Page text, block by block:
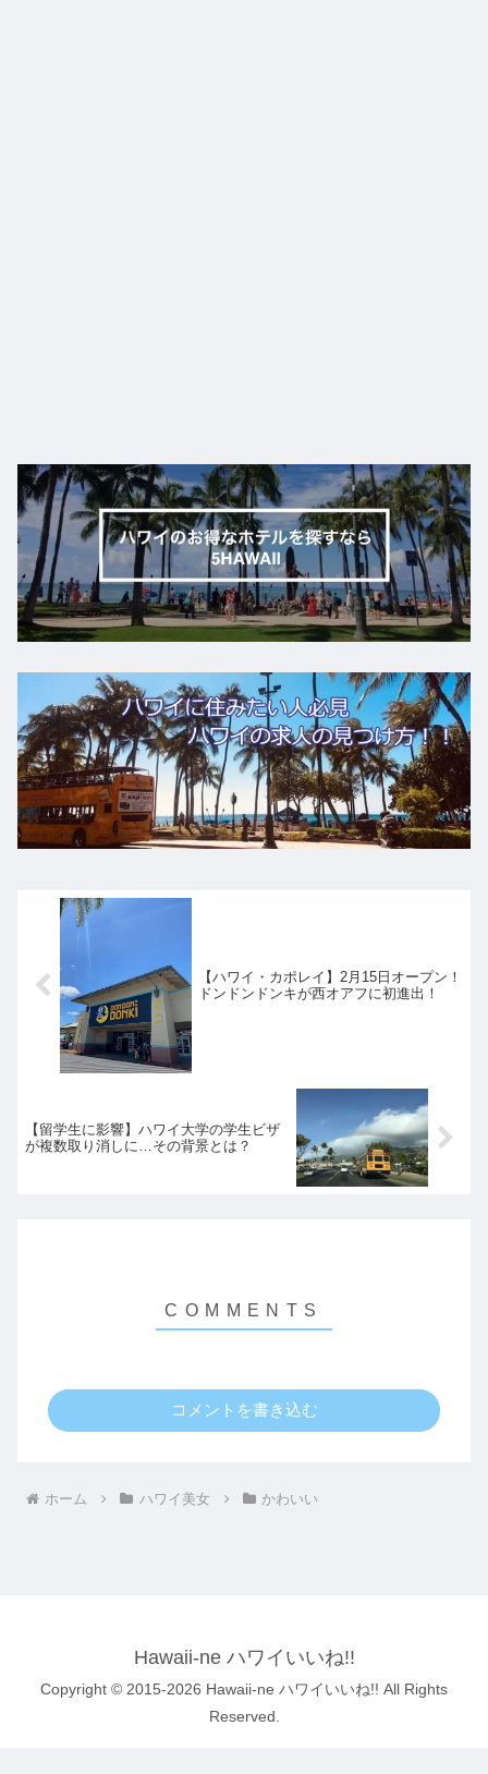
【ハワイ・カポレイ】2月15日オープン！
ドンドンドンキが西オアフに初進出！
【留学生に影響】ハワイ大学の学生ビザ
が複数取り消しに…その背景とは？
コメントを書き込む
ホーム ハワイ美女 かわいい
Hawaii-ne ハワイいいね!!
Copyright © 2015-2026 Hawaii-ne ハワイいいね!! All Rights
Reserved.